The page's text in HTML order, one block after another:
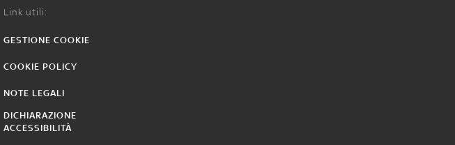
Link utili:
GESTIONE COOKIE
COOKIE POLICY
NOTE LEGALI
DICHIARAZIONE
ACCESSIBILITÀ